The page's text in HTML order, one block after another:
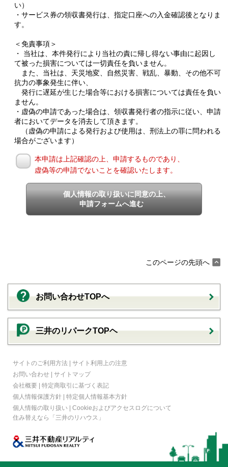
い）
・サービス券の領収書発行は、指定口座への入金確認後となりま
す。
＜免責事項＞
・ 当社は、本件発行により当社の責に帰し得ない事由に起因し
て被った損害については一切責任を負いません。
また、当社は、天災地変、自然災害、戦乱、暴動、その他不可
抗力の事象発生に伴い、
発行に遅延が生じた場合等における損害については責任を負い
ません。
・虚偽の申請であった場合は、領収書発行者の指示に従い、申請
者においてデータを消去して頂きます。
（虚偽の申請による発行および使用は、刑法上の罪に問われる
場合がございます）
本申請は上記確認の上、申請するものであり、
虚偽等の申請でないことを確認いたします。
個人情報の取り扱いに同意の上、
申請フォームへ進む
このページの先頭へ
お問い合わせTOPへ
三井のリパークTOPヘ
サイトのご利用方法 | サイト利用上の注意
お問い合わせ | サイトマップ
会社概要 | 特定商取引に基づく表記
個人情報保護方針 | 特定個人情報基本方針
個人情報の取り扱い | Cookieおよびアクセスログについて
住み替えなら
「三井のリハウス」